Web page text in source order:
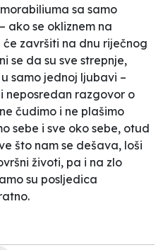
sa samo
ako se okliznem na
završiti na dnu riječnog
se da su sve strepnje,
samo jednoj ljubavi –
neposredan razgovor o
čudimo i ne plašimo
sebe i sve oko sebe, otud
što nam se dešava, loši
životi, pa i na zlo
su posljedica